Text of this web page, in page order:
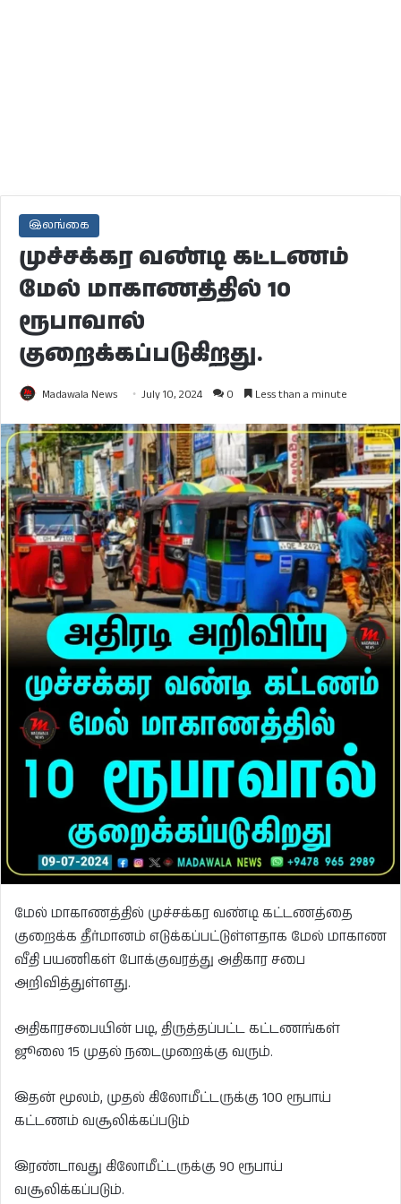
இலங்கை
முச்சக்கர வண்டி கட்டணம்
மேல் மாகாணத்தில் 10
ரூபாவால்
குறைக்கப்படுகிறது.
Madawala News July 10, 2024 0 Less than a minute
மேல் மாகாணத்தில் முச்சக்கர வண்டி கட்டணத்தை
குறைக்க தீர்மானம் எடுக்கப்பட்டுள்ளதாக மேல் மாகாண
வீதி பயணிகள் போக்குவரத்து அதிகார சபை
அறிவித்துள்ளது.
அதிகாரசபையின் படி, திருத்தப்பட்ட கட்டணங்கள்
ஜூலை 15 முதல் நடைமுறைக்கு வரும்.
இதன் மூலம், முதல் கிலோமீட்டருக்கு 100 ரூபாய்
கட்டணம் வசூலிக்கப்படும்
இரண்டாவது கிலோமீட்டருக்கு 90 ரூபாய்
வசூலிக்கப்படும்.